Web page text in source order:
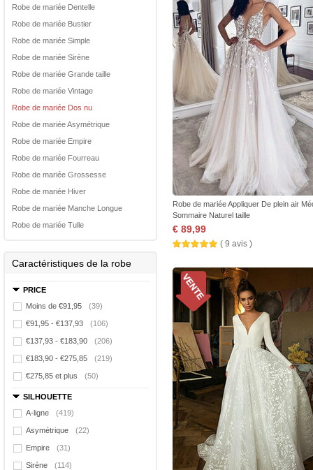
Robe de mariée Dentelle
Robe de mariée Bustier
Robe de mariée Simple
Robe de mariée Sirène
Robe de mariée Grande taille
Robe de mariée Vintage
Robe de mariée Dos nu
Robe de mariée Asymétrique
Robe de mariée Empire
Robe de mariée Fourreau
Robe de mariée Grossesse
Robe de mariée Hiver
Robe de mariée Manche Longue
Robe de mariée Tulle
Caractéristiques de la robe
PRICE
Moins de €91,95
(39)
€91,95 - €137,93 (106)
€137,93 - €183,90 (206)
€183,90 - €275,85 (219)
€275,85 et plus (50)
SILHOUETTE
A-ligne
(419)
Asymétrique (22)
Empire (31)
Sirène (114)
Robe de mariée Appliquer De plein air
Sommaire Naturel taille
€ 89,99
( 9 avis )